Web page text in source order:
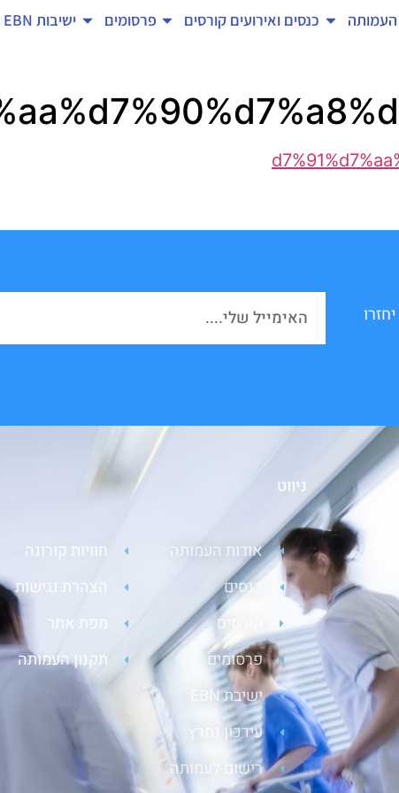
העמותה כנסים ואירועים קורסים פרסומים ישיבות EBN
ניווט
אודות העמותה
כנסים
קורסים
פרסומים
ישיבת EBN
עידכון נמרץ
רישום לעמותה
חוויות קורונה
הצהרת נגישות
מפת אתר
תקנון העמותה